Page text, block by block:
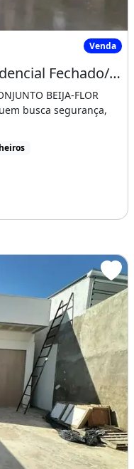
Fechado/Venda
Vendo Casa Nova em Residencial Fechado/ Conjunto Beija-Flor Flores
BEIJA-FLOR
busca segurança,